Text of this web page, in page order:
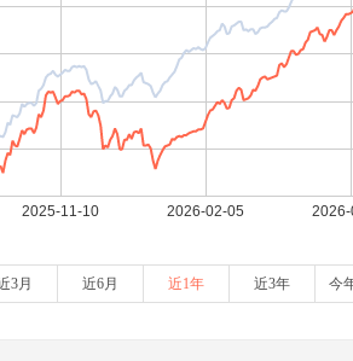
3月 近6月 近1年 近3年 今